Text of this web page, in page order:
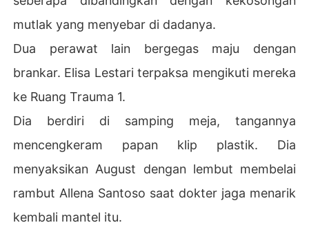
mutlak yang menyebar di dadanya.
Dua perawat lain bergegas maju dengan
brankar. Elisa Lestari terpaksa mengikuti mereka
ke Ruang Trauma 1.
Dia berdiri di samping meja, tangannya
mencengkeram papan klip plastik. Dia
menyaksikan August dengan lembut membelai
rambut Allena Santoso saat dokter jaga menarik
kembali mantel itu.